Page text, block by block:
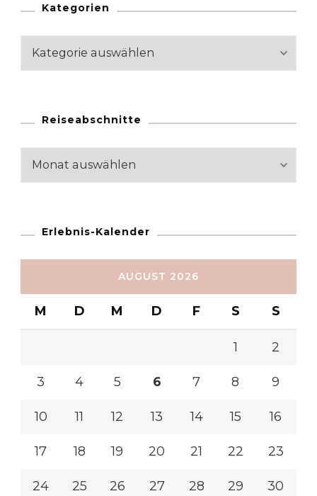
Kategorien
Kategorien
Reiseabschnitte
Reiseabschnitte
Erlebnis-Kalender
AUGUST 2026
M D M D F S S
1 2
3 4 5 6 7 8 9
10 11 12 13 14 15 16
17 18 19 20 21 22 23
24 25 26 27 28 29 30